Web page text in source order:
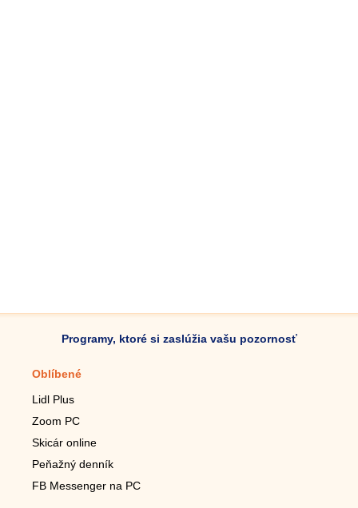
Programy, ktoré si zaslúžia vašu pozornosť
Oblíbené
Lidl Plus
Zoom PC
Skicár online
Peňažný denník
FB Messenger na PC